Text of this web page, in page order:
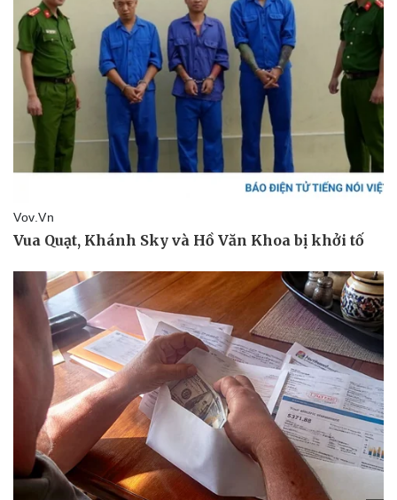
Bóng đá
Lịch thi đấu bóng đá
Thế giới thể thao
eSports
Hậu trường
Ô tô
Xe máy
Tư vấn